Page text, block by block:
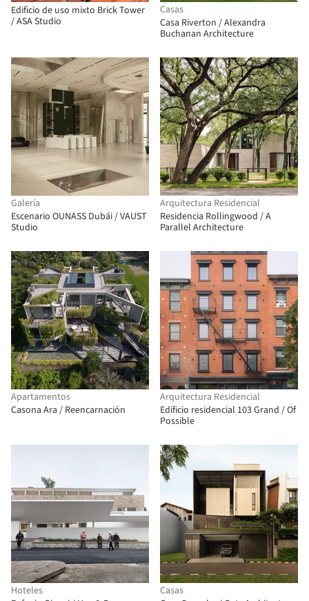
Edificio de uso mixto Brick Tower
/ ASA Studio
Casas
Casa Riverton / Alexandra
Buchanan Architecture
Galería
Escenario OUNASS Dubái / VAUST
Studio
Arquitectura Residencial
Residencia Rollingwood / A
Parallel Architecture
Apartamentos
Casona Ara / Reencarnación
Arquitectura Residencial
Edificio residencial 103 Grand / Of
Possible
Hoteles
Casas